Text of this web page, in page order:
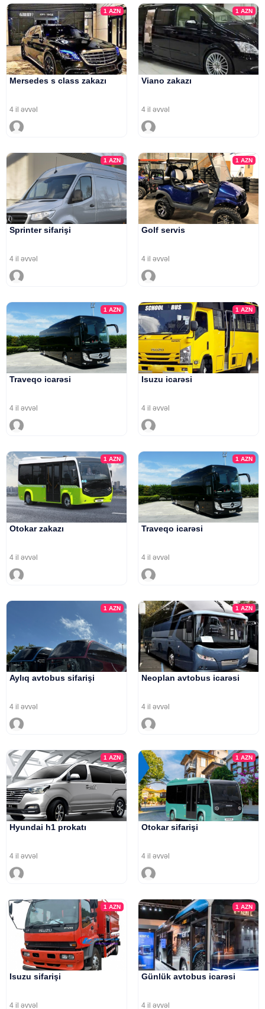
1AZN
Mersedes s class zakazı
4 il əvvəl
1 AZN
Viano zakazı
4 il əvvəl
1AZN
Sprinter sifarişi
4 il əvvəl
1 AZN
Golf servis
4 il əvvəl
1AZN
Traveqo icarəsi
4 il əvvəl
1 AZN
Isuzu icarəsi
4 il əvvəl
1AZN
Otokar zakazı
4 il əvvəl
1 AZN
Traveqo icarəsi
4 il əvvəl
1AZN
Aylıq avtobus sifarişi
4 il əvvəl
1 AZN
Neoplan avtobus icarəsi
4 il əvvəl
1AZN
Hyundai h1 prokatı
4 il əvvəl
1 AZN
Otokar sifarişi
4 il əvvəl
1AZN
Isuzu sifarişi
4 il əvvəl
1 AZN
Günlük avtobus icarəsi
4 il əvvəl